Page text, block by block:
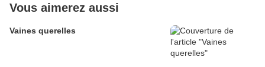
Vous aimerez aussi
Vaines querelles